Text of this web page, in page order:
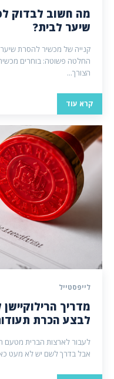
מה חשוב לבדוק
שיער לבית?
קנייה של מכשיר להסרת
החלטה פשוטה: בוחרים
הצורך...
קרא עוד
לייפסטייל
מדריך
לבצע הכרת
לעבור לארצות הברית מטעם
אבל בדרך לשם יש לא מעט